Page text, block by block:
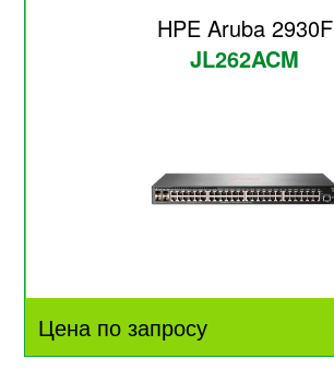
HPE Aruba 2930F
JL262ACM
Цена по запросу